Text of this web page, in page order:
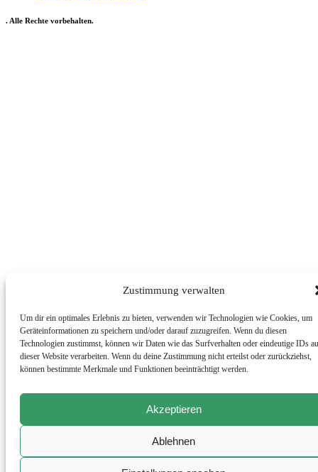
Zustimmung verwalten
Um dir ein optimales Erlebnis zu bieten, verwenden wir Technologien wie Cookies, um
Geräteinformationen zu speichern und/oder darauf zuzugreifen. Wenn du diesen
Technologien zustimmst, können wir Daten wie das Surfverhalten oder eindeutige IDs
dieser Website verarbeiten. Wenn du deine Zustimmung nicht erteilst oder zurückziehst,
können bestimmte Merkmale und Funktionen beeinträchtigt werden.
Akzeptieren
Ablehnen
. Alle Rechte vorbehalten.